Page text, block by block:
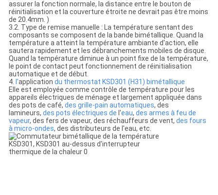
assurer la fonction normale, la distance entre le bouton de
réinitialisation et la couverture étroite ne devrait pas être moins
de 20.4mm. )
3.2. Type de remise manuelle : La température sentant des
composants se composent de la bande bimétallique. Quand la
température a atteint la température ambiante d'action, elle
sautera rapidement et les débranchements mobiles de disque.
Quand la température diminue à un point fixe de la température,
le point de contact peut fonctionnement de réinitialisation
automatique et de début.
4. l'application du thermostat KSD301 (H31) bimétallique
Elle est employée comme contrôle de température pour les
appareils électriques de ménage et largement appliquée dans
des pots de café, des grille-pain automatiques, des
lamineurs, des pots électriques de l'eau, des armes à feu de
vapeur, des fers de vapeur, des réchauffeurs de vent, des fours
à micro-ondes, des distributeurs de l'eau, etc.